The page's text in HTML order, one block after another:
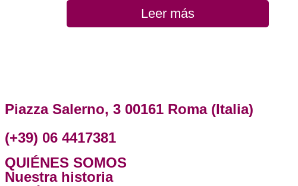
Leer más
Piazza Salerno, 3 00161 Roma (Italia)
(+39) 06 4417381
QUIÉNES SOMOS
Nuestra historia